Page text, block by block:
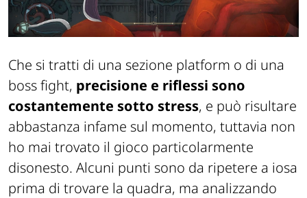
Che si tratti di una sezione platform o di una
boss fight, precisione e riflessi sono
costantemente sotto stress, e può risultare
abbastanza infame sul momento, tuttavia non
ho mai trovato il gioco particolarmente
disonesto. Alcuni punti sono da ripetere a iosa
prima di trovare la quadra, ma analizzando